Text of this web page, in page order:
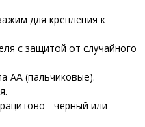
для крепления к
с защитой от случайного
АА (пальчиковые).
- черный или